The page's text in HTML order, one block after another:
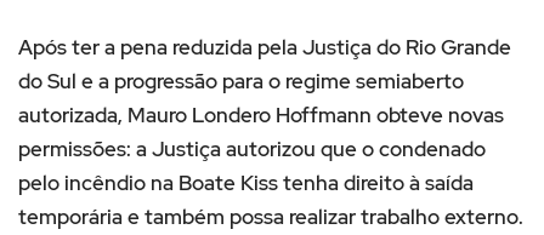
Após ter a pena reduzida pela Justiça do Rio Grande
do Sul e a progressão para o regime semiaberto
autorizada, Mauro Londero Hoffmann obteve novas
permissões: a Justiça autorizou que o condenado
pelo incêndio na Boate Kiss tenha direito à saída
temporária e também possa realizar trabalho externo.